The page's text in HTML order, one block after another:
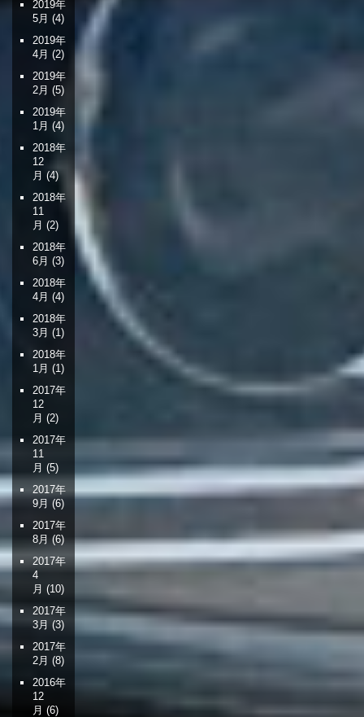
2019年
5月 (4)
2019年
4月 (2)
2019年
2月 (5)
2019年
1月 (4)
2018年
12
月 (4)
2018年
11
月 (2)
2018年
6月 (3)
2018年
4月 (4)
2018年
3月 (1)
2018年
1月 (1)
2017年
12
月 (2)
2017年
11
月 (5)
2017年
9月 (6)
2017年
8月 (6)
2017年
4
月 (10)
2017年
3月 (3)
2017年
2月 (8)
2016年
12
月 (6)